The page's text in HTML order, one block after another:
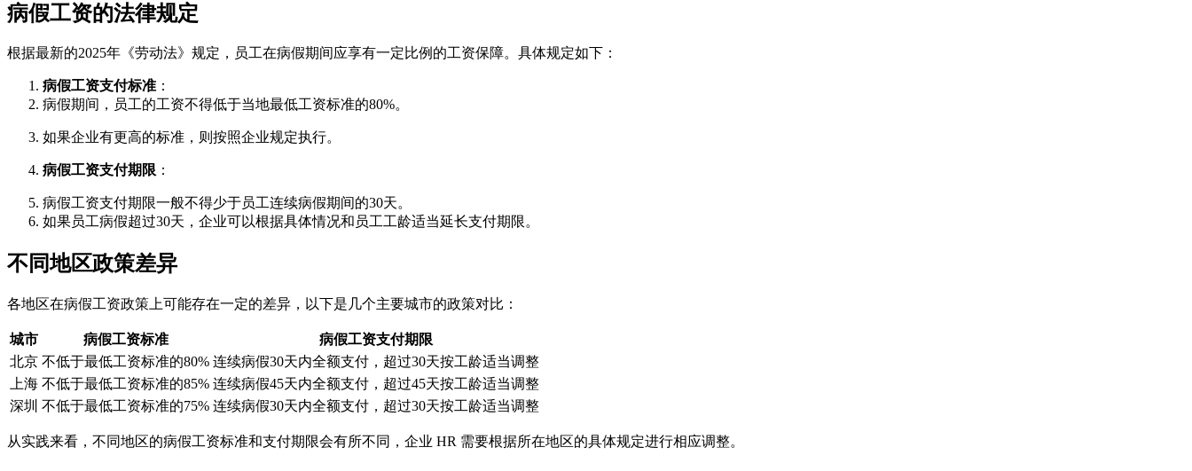
病假工资的法律规定
根据最新的2025年《劳动法》规定，员工在病假期间应享有一定比例的工资保障。具体规定如下：
病假工资支付标准 ：
病假期间，员工的工资不得低于当地最低工资标准的80%。
如果企业有更高的标准，则按照企业规定执行。
病假工资支付期限 ：
病假工资支付期限一般不得少于员工连续病假期间的30天。
如果员工病假超过30天，企业可以根据具体情况和员工工龄适当延长支付期限。
不同地区政策差异
各地区在病假工资政策上可能存在一定的差异，以下是几个主要城市的政策对比：
城市 病假工资标准
病假工资支付期限
北京 不低于最低工资标准的80% 连续病假30天内全额支付，超过30天按工龄适当调整
上海 不低于最低工资标准的85% 连续病假45天内全额支付，超过45天按工龄适当调整
深圳 不低于最低工资标准的75% 连续病假30天内全额支付，超过30天按工龄适当调整
从实践来看，不同地区的病假工资标准和支付期限会有所不同，企业 HR 需要根据所在地区的具体规定进行相应调整。